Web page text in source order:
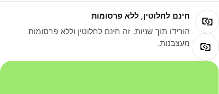
חינם לחלוטין, ללא פרסומות
הורידו תוך שניות. זה חינם לחלוטין וללא פרסומות
מעצבנות.